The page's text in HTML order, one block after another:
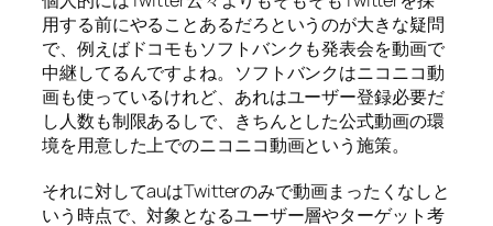
用する前にやることあるだろというのが大きな疑問
で、例えばドコモもソフトバンクも発表会を動画で
中継してるんですよね。ソフトバンクはニコニコ動
画も使っているけれど、あれはユーザー登録必要だ
し人数も制限あるしで、きちんとした公式動画の環
境を用意した上でのニコニコ動画という施策。
それに対してauはTwitterのみで動画まったくなしと
いう時点で、対象となるユーザー層やターゲット考